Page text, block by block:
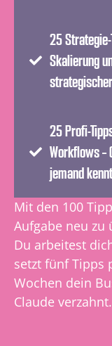
25
Skalierung
25 Profi-
Workflows –
jemand
Mit den 100
Aufgabe neu zu
Du arbeitest
setzt fünf Tipps
Wochen dein
Claude verzahnt.